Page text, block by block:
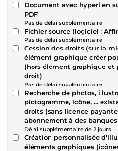
Document avec hyperlien
PDF
Pas de délai supplémentaire
Fichier source (logiciel :
Pas de délai supplémentaire
Cession des droits (sur la
élément graphique créer
(hors élément graphique et
droit)
Pas de délai supplémentaire
Recherche de photos,
pictogramme, icône, ...
droits (sans licence
abonnement à des
Délai supplémentaire de 2 jours
Création personnalisée
éléments graphiques